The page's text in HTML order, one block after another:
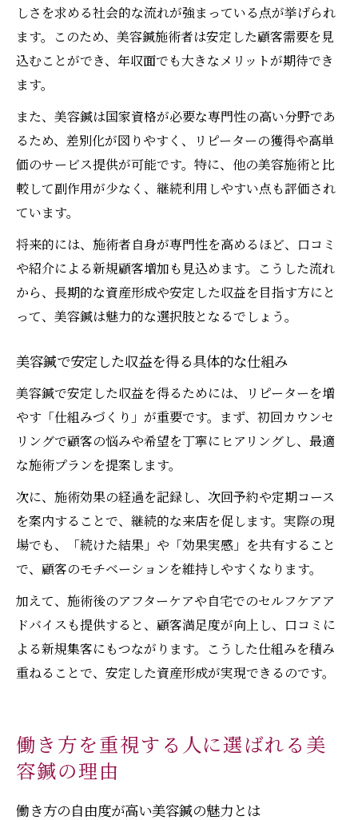
しさを求める社会的な流れが強まっている点が挙げられ
ます。このため、美容鍼施術者は安定した顧客需要を見
込むことができ、年収面でも大きなメリットが期待でき
ます。
また、美容鍼は国家資格が必要な専門性の高い分野であ
るため、差別化が図りやすく、リピーターの獲得や高単
価のサービス提供が可能です。特に、他の美容施術と比
較して副作用が少なく、継続利用しやすい点も評価され
ています。
将来的には、施術者自身が専門性を高めるほど、口コミ
や紹介による新規顧客増加も見込めます。こうした流れ
から、長期的な資産形成や安定した収益を目指す方にと
って、美容鍼は魅力的な選択肢となるでしょう。
美容鍼で安定した収益を得る具体的な仕組み
美容鍼で安定した収益を得るためには、リピーターを増
やす「仕組みづくり」が重要です。まず、初回カウンセ
リングで顧客の悩みや希望を丁寧にヒアリングし、最適
な施術プランを提案します。
次に、施術効果の経過を記録し、次回予約や定期コース
を案内することで、継続的な来店を促します。実際の現
場でも、「続けた結果」や「効果実感」を共有すること
で、顧客のモチベーションを維持しやすくなります。
加えて、施術後のアフターケアや自宅でのセルフケアア
ドバイスも提供すると、顧客満足度が向上し、口コミに
よる新規集客にもつながります。こうした仕組みを積み
重ねることで、安定した資産形成が実現できるのです。
働き方を重視する人に選ばれる美
容鍼の理由
働き方の自由度が高い美容鍼の魅力とは